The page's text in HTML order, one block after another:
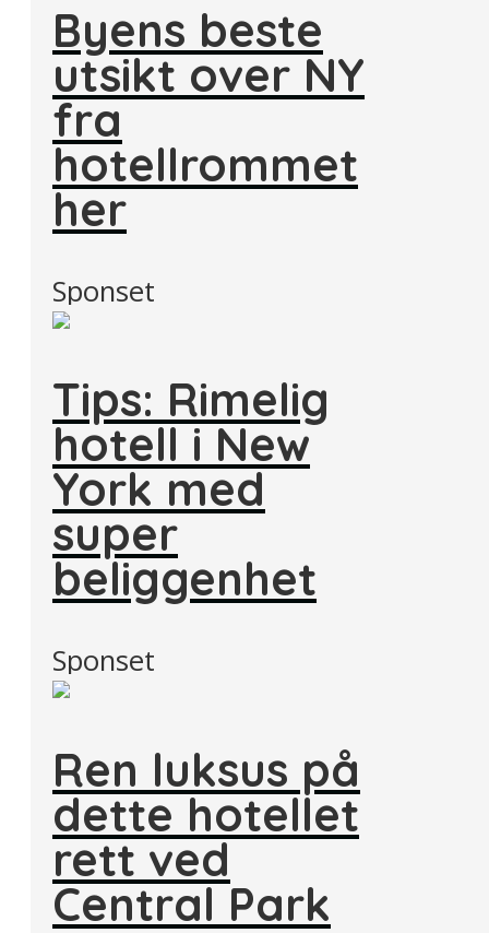
Byens beste
utsikt over NY
fra
hotellrommet
her
Sponset
Tips: Rimelig
hotell i New
York med
super
beliggenhet
Sponset
Ren luksus på
dette hotellet
rett ved
Central Park